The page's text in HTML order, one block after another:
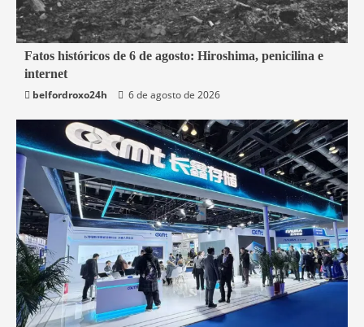
2 min read
Mundo
Fatos históricos de 6 de agosto: Hiroshima, penicilina e
internet
belfordroxo24h
6 de agosto de 2026